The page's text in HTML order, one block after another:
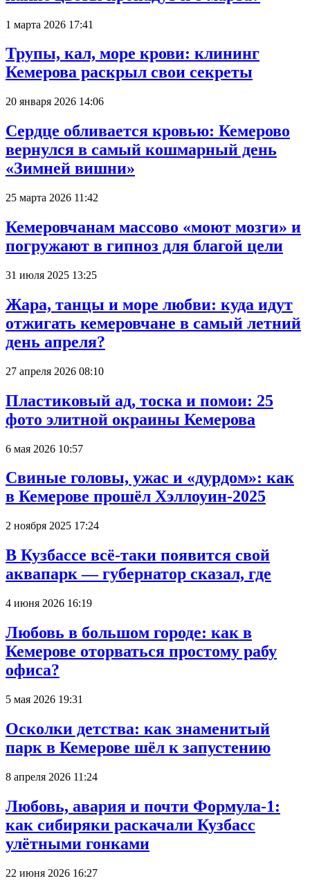
1 марта 2026 17:41
Трупы, кал, море крови: клининг
Кемерова раскрыл свои секреты
20 января 2026 14:06
Сердце обливается кровью: Кемерово
вернулся в самый кошмарный день
«Зимней вишни»
25 марта 2026 11:42
Кемеровчанам массово «моют мозги» и
погружают в гипноз для благой цели
31 июля 2025 13:25
Жара, танцы и море любви: куда идут
отжигать кемеровчане в самый летний
день апреля?
27 апреля 2026 08:10
Пластиковый ад, тоска и помои: 25
фото элитной окраины Кемерова
6 мая 2026 10:57
Свиные головы, ужас и «дурдом»: как
в Кемерове прошёл Хэллоуин-2025
2 ноября 2025 17:24
В Кузбассе всё-таки появится свой
аквапарк — губернатор сказал, где
4 июня 2026 16:19
Любовь в большом городе: как в
Кемерове оторваться простому рабу
офиса?
5 мая 2026 19:31
Осколки детства: как знаменитый
парк в Кемерове шёл к запустению
8 апреля 2026 11:24
Любовь, авария и почти Формула-1:
как сибиряки раскачали Кузбасс
улётными гонками
22 июня 2026 16:27